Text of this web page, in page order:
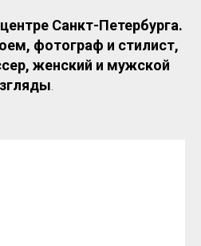
Санкт-Петербурга.
фотограф и стилист,
женский и мужской
.